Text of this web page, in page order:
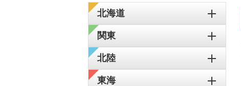
北海道
関東
北陸
東海